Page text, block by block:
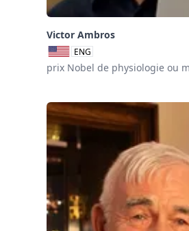
Victor Ambros
ENG
prix Nobel de physiologie ou